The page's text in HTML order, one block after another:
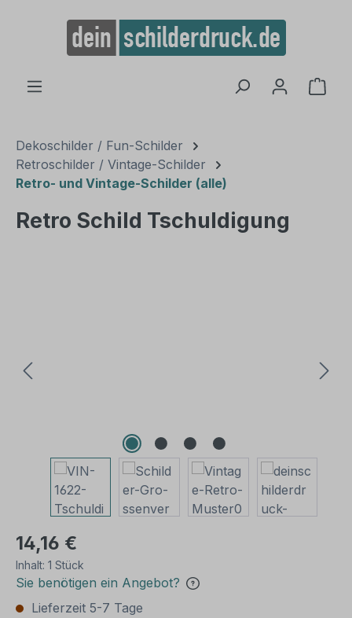
springen
Dekoschilder / Fun-Schilder
Retroschilder / Vintage-Schilder
Retro- und Vintage-Schilder (alle)
Retro Schild Tschuldigung
14,16 €
Inhalt: 1 Stück
Sie benötigen ein Angebot?
Lieferzeit 5-7 Tage